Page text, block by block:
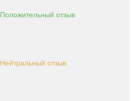
Положительный отзыв
Нейтральный отзыв